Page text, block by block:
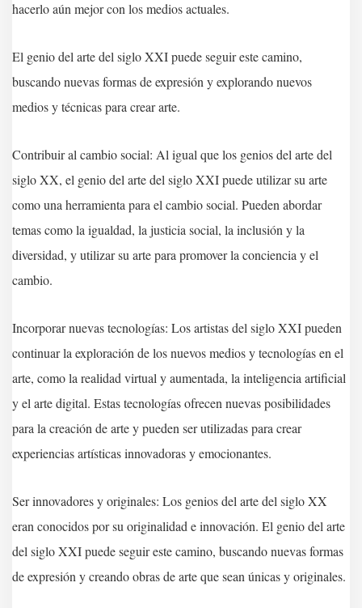
hacerlo aún mejor con los medios actuales.
El genio del arte del siglo XXI puede seguir este camino,
buscando nuevas formas de expresión y explorando nuevos
medios y técnicas para crear arte.
Contribuir al cambio social: Al igual que los genios del arte del
siglo XX, el genio del arte del siglo XXI puede utilizar su arte
como una herramienta para el cambio social. Pueden abordar
temas como la igualdad, la justicia social, la inclusión y la
diversidad, y utilizar su arte para promover la conciencia y el
cambio.
Incorporar nuevas tecnologías: Los artistas del siglo XXI pueden
continuar la exploración de los nuevos medios y tecnologías en el
arte, como la realidad virtual y aumentada, la inteligencia artificial
y el arte digital. Estas tecnologías ofrecen nuevas posibilidades
para la creación de arte y pueden ser utilizadas para crear
experiencias artísticas innovadoras y emocionantes.
Ser innovadores y originales: Los genios del arte del siglo XX
eran conocidos por su originalidad e innovación. El genio del arte
del siglo XXI puede seguir este camino, buscando nuevas formas
de expresión y creando obras de arte que sean únicas y originales.